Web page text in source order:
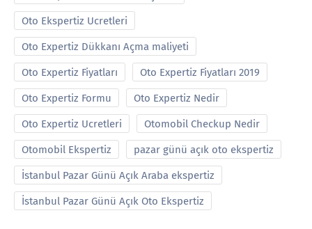
Oto Ekspertiz Ucretleri
Oto Expertiz Dükkanı Açma maliyeti
Oto Expertiz Fiyatları Oto Expertiz Fiyatları 2019
Oto Expertiz Formu Oto Expertiz Nedir
Oto Expertiz Ucretleri Otomobil Checkup Nedir
Otomobil Ekspertiz pazar günü açık oto ekspertiz
İstanbul Pazar Günü Açık Araba ekspertiz
İstanbul Pazar Günü Açık Oto Ekspertiz